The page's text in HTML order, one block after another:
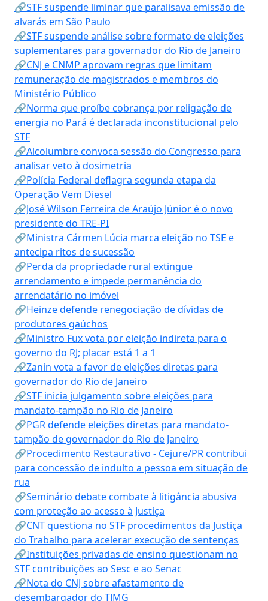
🔗STF suspende liminar que paralisava emissão de
alvarás em São Paulo
🔗STF suspende análise sobre formato de eleições
suplementares para governador do Rio de Janeiro
🔗CNJ e CNMP aprovam regras que limitam
remuneração de magistrados e membros do
Ministério Público
🔗Norma que proíbe cobrança por religação de
energia no Pará é declarada inconstitucional pelo
STF
🔗Alcolumbre convoca sessão do Congresso para
analisar veto à dosimetria
🔗Polícia Federal deflagra segunda etapa da
Operação Vem Diesel
🔗José Wilson Ferreira de Araújo Júnior é o novo
presidente do TRE-PI
🔗Ministra Cármen Lúcia marca eleição no TSE e
antecipa ritos de sucessão
🔗Perda da propriedade rural extingue
arrendamento e impede permanência do
arrendatário no imóvel
🔗Heinze defende renegociação de dívidas de
produtores gaúchos
🔗Ministro Fux vota por eleição indireta para o
governo do RJ; placar está 1 a 1
🔗Zanin vota a favor de eleições diretas para
governador do Rio de Janeiro
🔗STF inicia julgamento sobre eleições para
mandato-tampão no Rio de Janeiro
🔗PGR defende eleições diretas para mandato-
tampão de governador do Rio de Janeiro
🔗Procedimento Restaurativo - Cejure/PR contribui
para concessão de indulto a pessoa em situação de
rua
🔗Seminário debate combate à litigância abusiva
com proteção ao acesso à Justiça
🔗CNT questiona no STF procedimentos da Justiça
do Trabalho para acelerar execução de sentenças
🔗Instituições privadas de ensino questionam no
STF contribuições ao Sesc e ao Senac
🔗Nota do CNJ sobre afastamento de
desembargador do TJMG